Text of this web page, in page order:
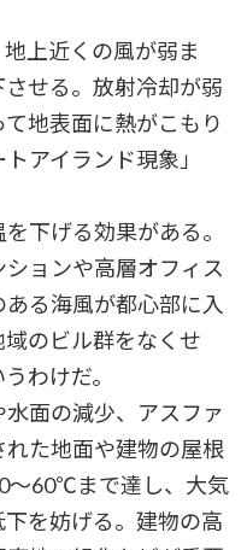
上近くの風が弱ま
せる。放射冷却が弱
地表面に熱がこもり
アイランド現象」
下げる効果がある。
ョンや高層オフィス
る海風が都心部に入
のビル群をなくせ
わけだ。
面の減少、アスファ
た地面や建物の屋根
～60℃まで達し、大気
を妨げる。建物の高